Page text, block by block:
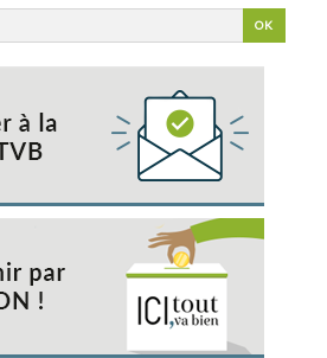
OK